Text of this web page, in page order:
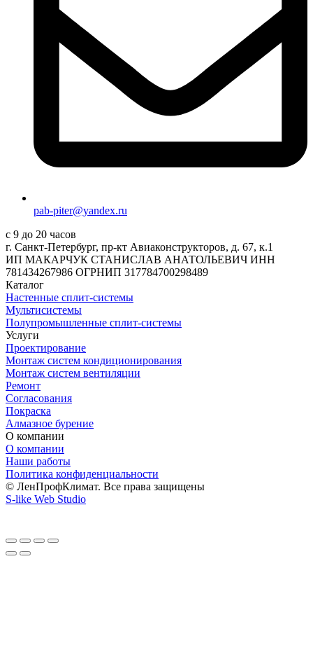
pab-piter@yandex.ru
с 9 до 20 часов
г. Санкт-Петербург, пр-кт Авиаконструкторов, д. 67, к.1
ИП МАКАРЧУК СТАНИСЛАВ АНАТОЛЬЕВИЧ ИНН
781434267986 ОГРНИП 317784700298489
Каталог
Настенные сплит-системы
Мультисистемы
Полупромышленные сплит-системы
Услуги
Проектирование
Монтаж систем кондиционирования
Монтаж систем вентиляции
Ремонт
Согласования
Покраска
Алмазное бурение
О компании
О компании
Наши работы
Политика конфиденциальности
© ЛенПрофКлимат. Все права защищены
S-like Web Studio